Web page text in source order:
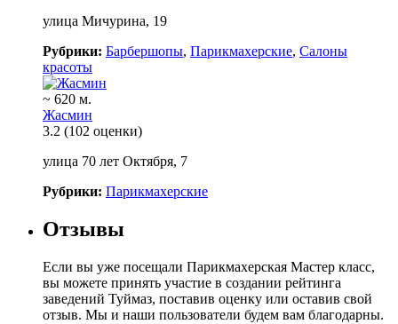
улица Мичурина, 19
Рубрики: Барбершопы, Парикмахерские, Салоны
красоты
~ 620 м.
Жасмин
3.2 (102 оценки)
улица 70 лет Октября, 7
Рубрики: Парикмахерские
Отзывы
Если вы уже посещали Парикмахерская Мастер класс,
вы можете принять участие в создании рейтинга
заведений Туймаз, поставив оценку или оставив свой
отзыв. Мы и наши пользователи будем вам благодарны.